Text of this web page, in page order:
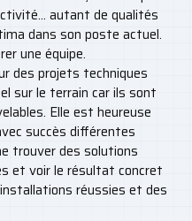
autant de qualités
dans son poste actuel.
une équipe.
des projets techniques
sur le terrain car ils sont
Elle est heureuse
succès différentes
trouver des solutions
et voir le résultat concret
réussies et des